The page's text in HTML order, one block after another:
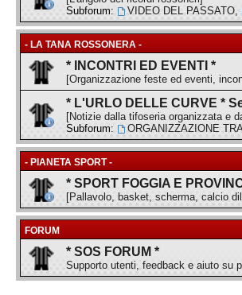
Subforum:
VIDEO DEL PASSATO,
- LA TANA ROSSONERA -
* INCONTRI ED EVENTI *
[Organizzazione feste ed eventi,
* L'URLO DELLE CURVE *
[Notizie dalla tifoseria organizzata e
Subforum:
ORGANIZZAZIONE
- PIANETA SPORT -
* SPORT FOGGIA E
[Pallavolo, basket, scherma, calcio
FORUM
* SOS FORUM *
Supporto utenti, feedback e aiuto su